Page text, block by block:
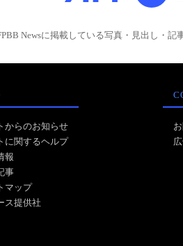
Newsに掲載している写真・見出し・記
からのお知らせ
に関するヘルプ
報
事
マップ
ス提供社